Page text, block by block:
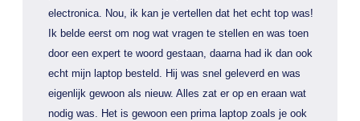
electronica. Nou, ik kan je vertellen dat het echt top was!
Ik belde eerst om nog wat vragen te stellen en was toen
door een expert te woord gestaan, daarna had ik dan ook
echt mijn laptop besteld. Hij was snel geleverd en was
eigenlijk gewoon als nieuw. Alles zat er op en eraan wat
nodig was. Het is gewoon een prima laptop zoals je ook